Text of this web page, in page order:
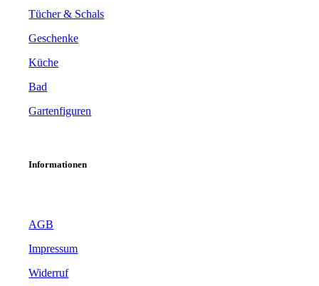
Tücher & Schals
Geschenke
Küche
Bad
Gartenfiguren
Informationen
AGB
Impressum
Widerruf